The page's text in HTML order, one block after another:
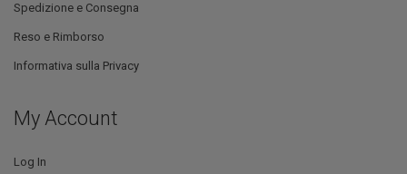
Spedizione e Consegna
Reso e Rimborso
Informativa sulla Privacy
My Account
Log In